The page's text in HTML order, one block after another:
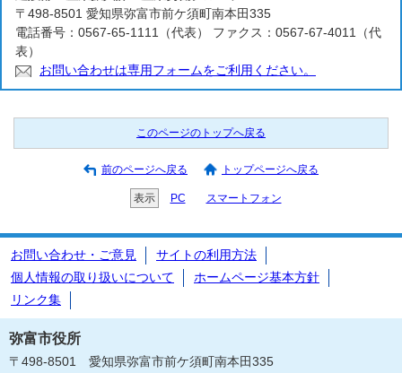
〒498-8501 愛知県弥富市前ケ須町南本田335
電話番号：0567-65-1111（代表） ファクス：0567-67-4011（代
表）
お問い合わせは専用フォームをご利用ください。
このページのトップへ戻る
前のページへ戻る トップページへ戻る
表示 PC スマートフォン
お問い合わせ・ご意見
サイトの利用方法
個人情報の取り扱いについて
ホームページ基本方針
リンク集
弥富市役所
〒498-8501 愛知県弥富市前ケ須町南本田335